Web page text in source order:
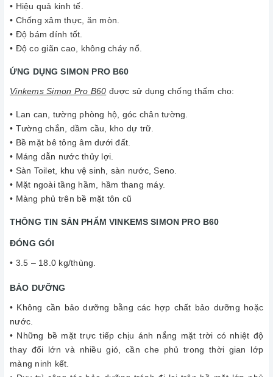
• Hiệu quả kinh tế.
• Chống xâm thực, ăn mòn.
• Độ bám dính tốt.
• Độ co giãn cao, không cháy nổ.
ỨNG DỤNG SIMON PRO B60
Vinkems Simon Pro B60 được sử dụng chống thấm cho:
• Lan can, tường phòng hộ, góc chân tường.
• Tường chắn, dầm cầu, kho dự trữ.
• Bề mặt bê tông âm dưới đất.
• Máng dẫn nước thủy lợi.
• Sàn Toilet, khu vệ sinh, sàn nước, Seno.
• Mặt ngoài tầng hầm, hầm thang máy.
• Màng phủ trên bề mặt tôn cũ
THÔNG TIN SẢN PHẨM VINKEMS SIMON PRO B60
ĐÓNG GÓI
• 3.5 – 18.0 kg/thùng.
BẢO DƯỠNG
• Không cần bảo dưỡng bằng các hợp chất bảo dưỡng hoặc
nước.
• Những bề mặt trực tiếp chịu ánh nắng mặt trời có nhiệt độ
thay đổi lớn và nhiều gió, cần che phủ trong thời gian lớp
màng ninh kết.